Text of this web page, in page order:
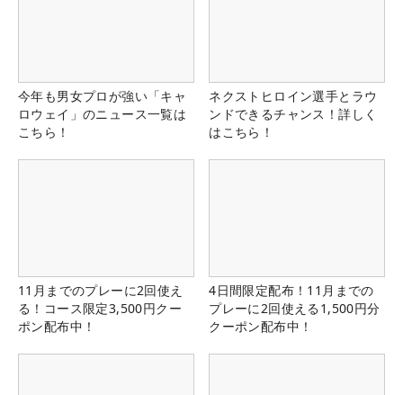
今年も男女プロが強い「キャ
ロウェイ」のニュース一覧は
こちら！
ネクストヒロイン選手とラウ
ンドできるチャンス！詳しく
はこちら！
11月までのプレーに2回使え
る！コース限定3,500円クー
ポン配布中！
4日間限定配布！11月までの
プレーに2回使える1,500円分
クーポン配布中！